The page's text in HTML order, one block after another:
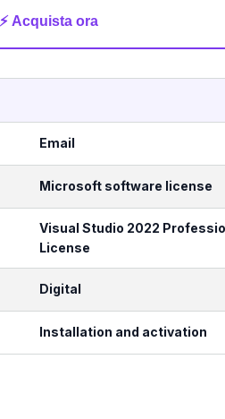
⚡ Acquista ora
Email
Microsoft software license
Visual Studio 2022
License
Digital
Installation and activation